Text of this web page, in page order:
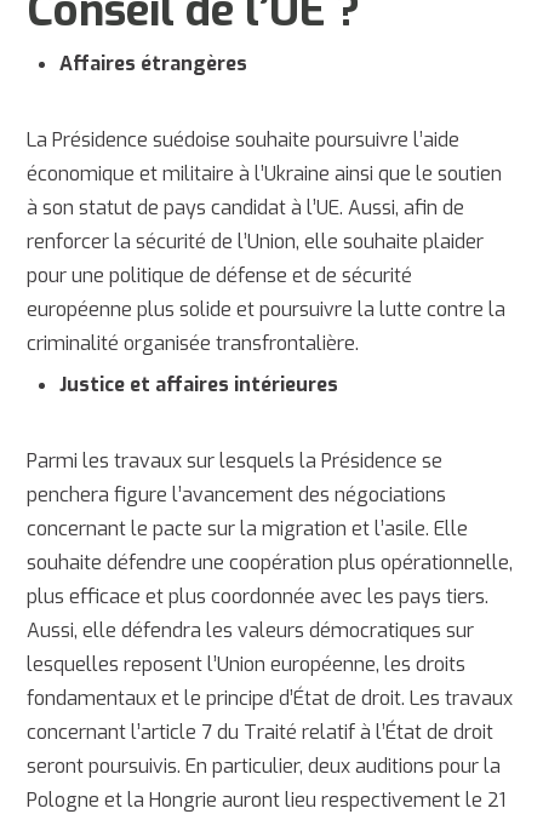
Affaires étrangères
La Présidence suédoise souhaite poursuivre l’aide
économique et militaire à l’Ukraine ainsi que le soutien
à son statut de pays candidat à l’UE. Aussi, afin de
renforcer la sécurité de l’Union, elle souhaite plaider
pour une politique de défense et de sécurité
européenne plus solide et poursuivre la lutte contre la
criminalité organisée transfrontalière.
Justice et affaires intérieures
Parmi les travaux sur lesquels la Présidence se
penchera figure l’avancement des négociations
concernant le pacte sur la migration et l’asile. Elle
souhaite défendre une coopération plus opérationnelle,
plus efficace et plus coordonnée avec les pays tiers.
Aussi, elle défendra les valeurs démocratiques sur
lesquelles reposent l’Union européenne, les droits
fondamentaux et le principe d’État de droit. Les travaux
concernant l’article 7 du Traité relatif à l’État de droit
seront poursuivis. En particulier, deux auditions pour la
Pologne et la Hongrie auront lieu respectivement le 21